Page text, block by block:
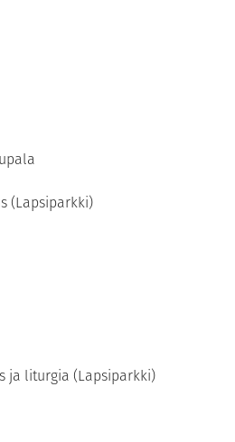
liturgia (Lapsiparkki)